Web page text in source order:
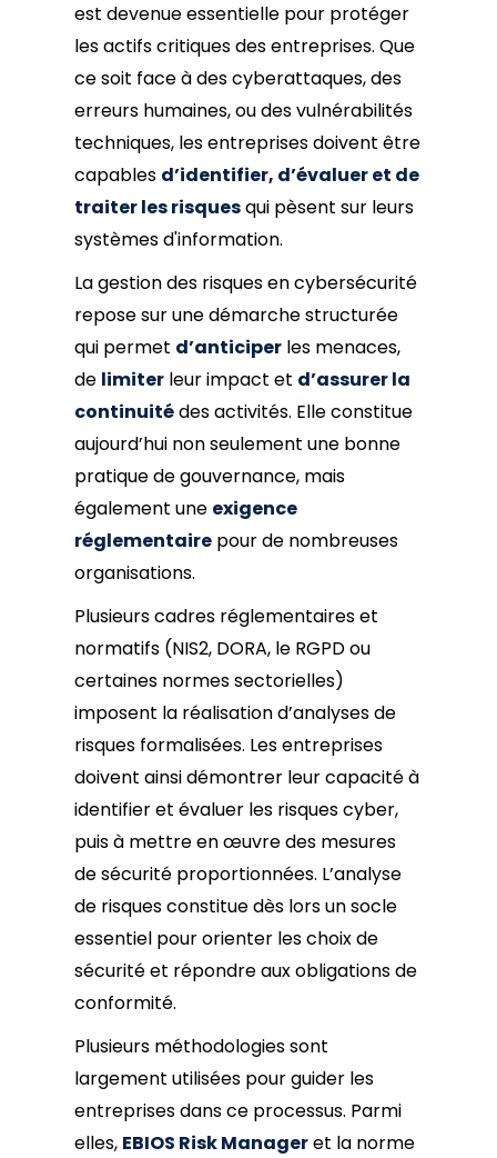
est devenue essentielle pour protéger
les actifs critiques des entreprises. Que
ce soit face à des cyberattaques, des
erreurs humaines, ou des vulnérabilités
techniques, les entreprises doivent être
capables d’identifier, d’évaluer et de
traiter les risquesqui pèsent sur leurs
systèmes d'information.
La gestion des risques en cybersécurité
repose sur une démarche structurée
qui permet d’anticiper les menaces,
de limiter leur impact et d’assurer la
continuitédes activités. Elle constitue
aujourd’hui non seulement une bonne
pratique de gouvernance, mais
également une exigence
réglementaire pour de nombreuses
organisations.
Plusieurs cadres réglementaires et
normatifs (NIS2, DORA, le RGPD ou
certaines normes sectorielles)
imposent la réalisation d’analyses de
risques formalisées. Les entreprises
doivent ainsi démontrer leur capacité à
identifier et évaluer les risques cyber,
puis à mettre en œuvre des mesures
de sécurité proportionnées. L’analyse
de risques constitue dès lors un socle
essentiel pour orienter les choix de
sécurité et répondre aux obligations de
conformité.
Plusieurs méthodologies sont
largement utilisées pour guider les
entreprises dans ce processus. Parmi
elles, EBIOS Risk Manageret la norme